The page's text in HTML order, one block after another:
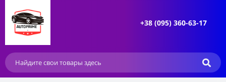
+38 (095) 360-63-17